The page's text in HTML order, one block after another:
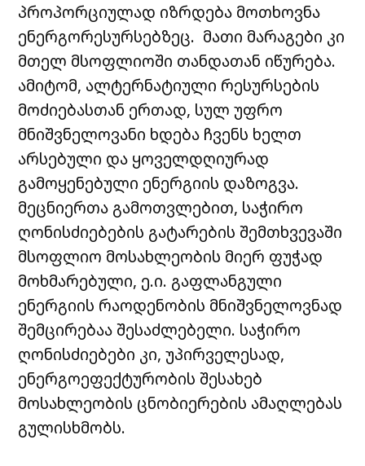
პროპორციულად იზრდება მოთხოვნა
ენერგორესურსებზეც. მათი მარაგები კი
მთელ მსოფლიოში თანდათან იწურება.
ამიტომ, ალტერნატიული რესურსების
მოძიებასთან ერთად, სულ უფრო
მნიშვნელოვანი ხდება ჩვენს ხელთ
არსებული და ყოველდღიურად
გამოყენებული ენერგიის დაზოგვა.
მეცნიერთა გამოთვლებით, საჭირო
ღონისძიებების გატარების შემთხვევაში
მსოფლიო მოსახლეობის მიერ ფუჭად
მოხმარებული, ე.ი. გაფლანგული
ენერგიის რაოდენობის მნიშვნელოვნად
შემცირებაა შესაძლებელი. საჭირო
ღონისძიებები კი, უპირველესად,
ენერგოეფექტურობის შესახებ
მოსახლეობის ცნობიერების ამაღლებას
გულისხმობს.